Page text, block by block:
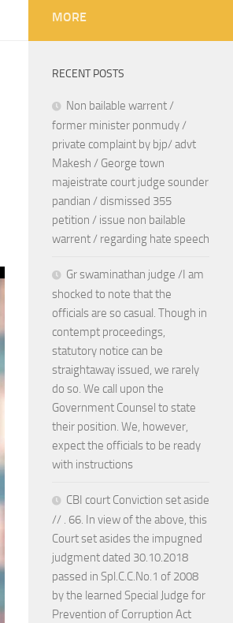
MORE
RECENT POSTS
Non bailable warrent /
former minister ponmudy /
private complaint by bjp/ advt
Makesh / George town
majeistrate court judge sounder
pandian / dismissed 355
petition / issue non bailable
warrent / regarding hate speech
Gr swaminathan judge /I am
shocked to note that the
officials are so casual. Though in
contempt proceedings,
statutory notice can be
straightaway issued, we rarely
do so. We call upon the
Government Counsel to state
their position. We, however,
expect the officials to be ready
with instructions
CBI court Conviction set aside
// . 66. In view of the above, this
Court set asides the impugned
judgment dated 30.10.2018
passed in Spl.C.C.No.1 of 2008
by the learned Special Judge for
Prevention of Corruption Act